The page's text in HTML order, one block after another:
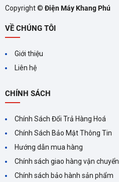
CÔNG NGHỆ NANOE‑G
PANASONIC ĐEM LẠI LỢI
ÍCH GÌ?
Công nghệ Nanoe‑G trên máy
lạnh Panasonic không chỉ giúp
không khí trong lành, diệt
da. Hãy cân nhắc lựa chọn
máy lạnh Panasonic
MÁY LẠNH INVERTER LÀ
Copyright ©Điện Máy Khang Phú
VỀ CHÚNG TÔI
Giới thiệu
Liên hệ
CHÍNH SÁCH
Chính Sách Đổi Trả Hàng Hoá
Chính Sách Bảo Mật Thông Tin
Hướng dẫn mua hàng
Chính sách giao hàng vận chuyển
Chính sách bảo hành sản phẩm